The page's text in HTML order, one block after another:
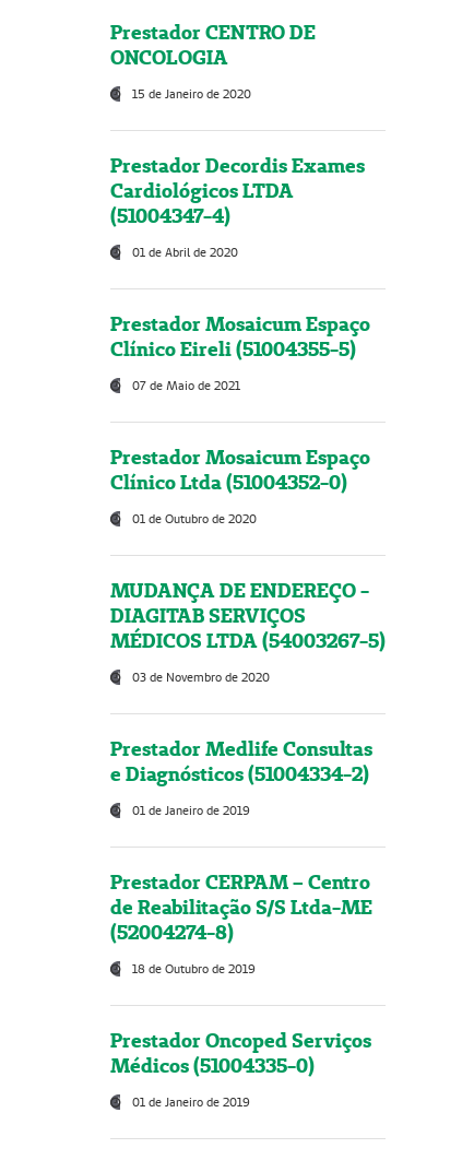
Prestador CENTRO DE
ONCOLOGIA
15 de Janeiro de 2020
Prestador Decordis Exames
Cardiológicos LTDA
(51004347-4)
01 de Abril de 2020
Prestador Mosaicum Espaço
Clínico Eireli (51004355-5)
07 de Maio de 2021
Prestador Mosaicum Espaço
Clínico Ltda (51004352-0)
01 de Outubro de 2020
MUDANÇA DE ENDEREÇO -
DIAGITAB SERVIÇOS
MÉDICOS LTDA (54003267-5)
03 de Novembro de 2020
Prestador Medlife Consultas
e Diagnósticos (51004334-2)
01 de Janeiro de 2019
Prestador CERPAM – Centro
de Reabilitação S/S Ltda-ME
(52004274-8)
18 de Outubro de 2019
Prestador Oncoped Serviços
Médicos (51004335-0)
01 de Janeiro de 2019